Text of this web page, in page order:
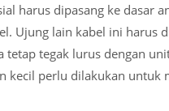
harus dipasang ke dasar
Ujung lain kabel ini harus
tetap tegak lurus dengan
kecil perlu dilakukan